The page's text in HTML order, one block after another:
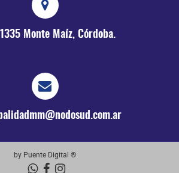
Monte Maíz, Córdoba.
by Puente Digital ®